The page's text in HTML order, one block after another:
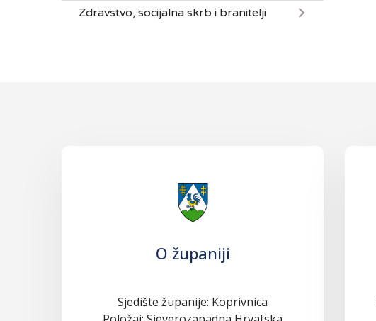
Zdravstvo, socijalna skrb i branitelji
O županiji
Sjedište županije: Koprivnica